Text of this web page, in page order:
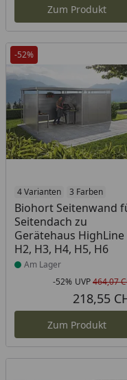
Zum Produkt
-52%
4 Varianten 3 Farben
Biohort Seitenwand
Seitendach zu
Gerätehaus HighLine
H2, H3, H4, H5, H6
Produkt am Lager
Am Lager
-52% UVP464,07
218,55
Zum Produkt